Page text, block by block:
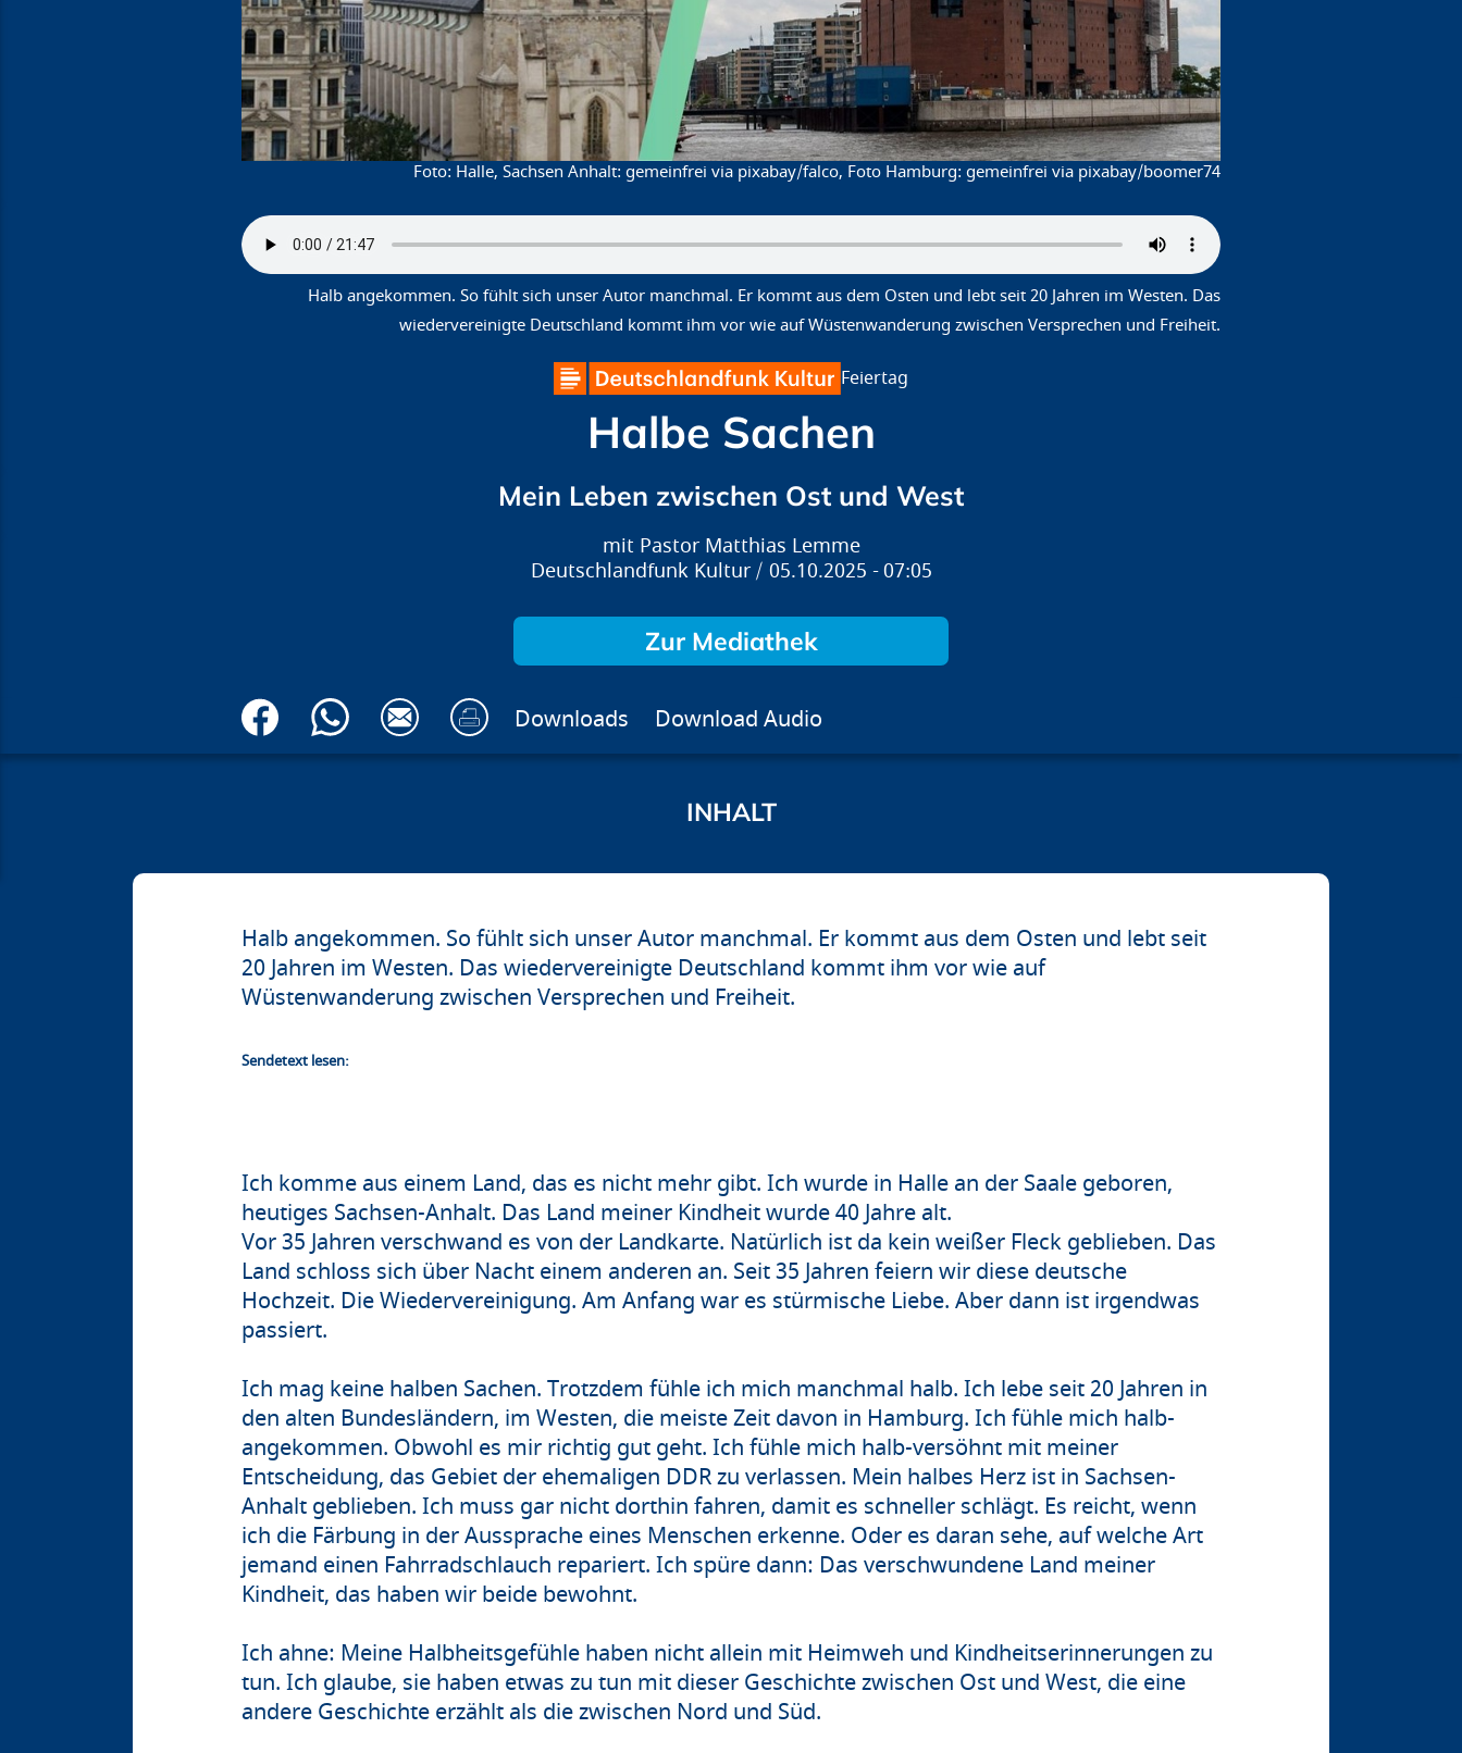
Halle, Sachsen Anhalt: gemeinfrei via pixabay/falco, Foto Hamburg: gemeinfrei via pixabay/boomer74
Halb angekommen. So fühlt sich unser Autor manchmal. Er kommt aus dem Osten und lebt seit 20 Jahren im Westen. Das
wiedervereinigte Deutschland kommt ihm vor wie auf Wüstenwanderung zwischen Versprechen und Freiheit.
Feiertag
Halbe Sachen
Mein Leben zwischen Ost und West
Pastor Matthias Lemme
Deutschlandfunk Kultur
05.10.2025 07:05
Zur Mediathek
Downloads Download Audio
Halb angekommen. So fühlt sich unser Autor manchmal. Er kommt aus dem Osten und lebt seit
20 Jahren im Westen. Das wiedervereinigte Deutschland kommt ihm vor wie auf
Wüstenwanderung zwischen Versprechen und Freiheit.
Sendetext lesen:
Ich komme aus einem Land, das es nicht mehr gibt. Ich wurde in Halle an der Saale geboren,
heutiges Sachsen-Anhalt. Das Land meiner Kindheit wurde 40 Jahre alt.
Vor 35 Jahren verschwand es von der Landkarte. Natürlich ist da kein weißer Fleck geblieben. Das
Land schloss sich über Nacht einem anderen an. Seit 35 Jahren feiern wir diese deutsche
Hochzeit. Die Wiedervereinigung. Am Anfang war es stürmische Liebe. Aber dann ist irgendwas
passiert.
Ich mag keine halben Sachen. Trotzdem fühle ich mich manchmal halb. Ich lebe seit 20 Jahren in
den alten Bundesländern, im Westen, die meiste Zeit davon in Hamburg. Ich fühle mich halb-
angekommen. Obwohl es mir richtig gut geht. Ich fühle mich halb-versöhnt mit meiner
Entscheidung, das Gebiet der ehemaligen DDR zu verlassen. Mein halbes Herz ist in Sachsen-
Anhalt geblieben. Ich muss gar nicht dorthin fahren, damit es schneller schlägt. Es reicht, wenn
ich die Färbung in der Aussprache eines Menschen erkenne. Oder es daran sehe, auf welche Art
jemand einen Fahrradschlauch repariert. Ich spüre dann: Das verschwundene Land meiner
Kindheit, das haben wir beide bewohnt.
Ich ahne: Meine Halbheitsgefühle haben nicht allein mit Heimweh und Kindheitserinnerungen zu
tun. Ich glaube, sie haben etwas zu tun mit dieser Geschichte zwischen Ost und West, die eine
andere Geschichte erzählt als die zwischen Nord und Süd.